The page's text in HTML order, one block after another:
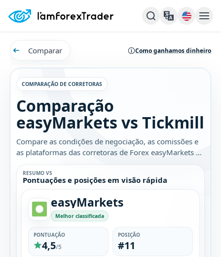
Comparar Como ganhamos dinheiro
COMPARAÇÃO DE CORRETORAS
Comparação
easyMarkets vs Tickmill
Compare as condições de negociação, as comissões e
as plataformas das corretoras de Forex easyMarkets e
Tickmill. Descubra qual é a melhor opção para você.
RESUMO VS
Pontuações e posições em visão rápida
easyMarkets
Melhor classificada
PONTUAÇÃO
4,5/5
POSIÇÃO
#11